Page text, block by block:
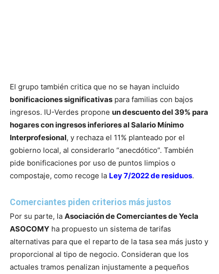
El grupo también critica que no se hayan incluido
bonificaciones significativas para familias con bajos
ingresos. IU-Verdes propone un descuento del 39% para
hogares con ingresos inferiores al Salario Mínimo
Interprofesional, y rechaza el 11% planteado por el
gobierno local, al considerarlo “anecdótico”. También
pide bonificaciones por uso de puntos limpios o
compostaje, como recoge la Ley 7/2022 de residuos.
Comerciantes piden criterios más justos
Por su parte, la Asociación de Comerciantes de Yecla
ASOCOMY ha propuesto un sistema de tarifas
alternativas para que el reparto de la tasa sea más justo y
proporcional al tipo de negocio. Consideran que los
actuales tramos penalizan injustamente a pequeños